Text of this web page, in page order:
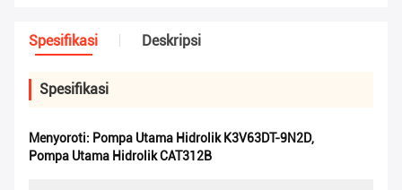
Spesifikasi Deskripsi
Spesifikasi
Menyoroti: Pompa Utama Hidrolik K3V63DT-9N2D,
Pompa Utama Hidrolik CAT312B